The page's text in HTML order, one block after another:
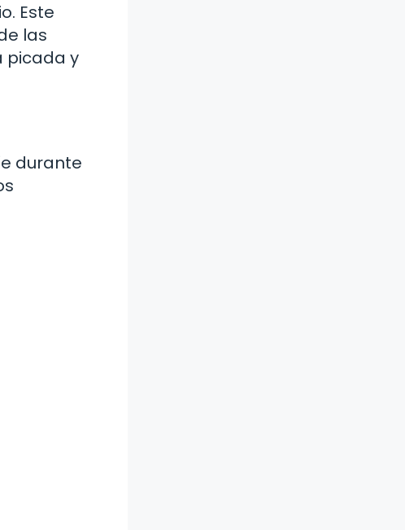
Este
las
picada y
durante